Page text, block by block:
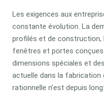
Les exigences aux
constante évolution. La
profilés et de construction,
fenêtres et portes conçues
dimensions spéciales et
actuelle dans la fabrication
rationnelle n’est depuis